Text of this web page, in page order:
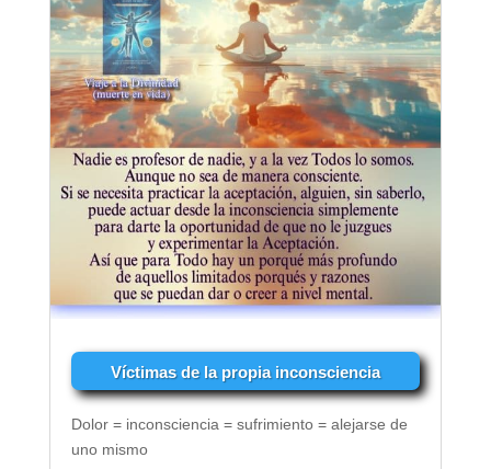
Víctimas de la propia inconsciencia
Dolor = inconsciencia = sufrimiento = alejarse de
uno mismo